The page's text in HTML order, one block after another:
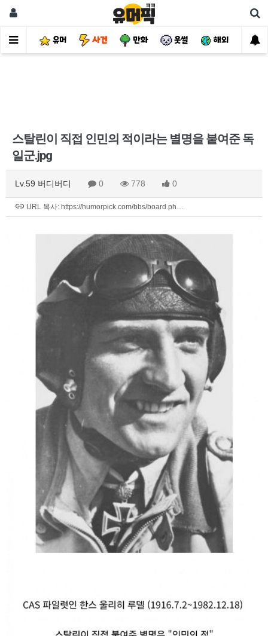
유머 사건 만화 웃썰 해외 핫
스탈린이 직접 인민의 적이라는 별명을 붙여준 독
일군.jpg
Lv.59 버디버디 0 778 0
URL 복사: https://humorpick.com/bbs/board.ph…